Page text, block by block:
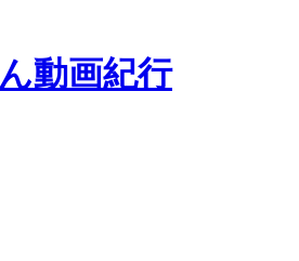
動画紀行